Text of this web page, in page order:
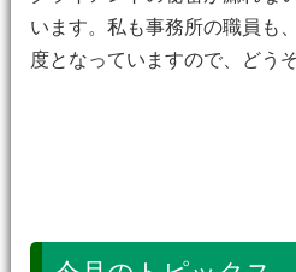
います。私も事務所の職員も
度となっていますので、どう